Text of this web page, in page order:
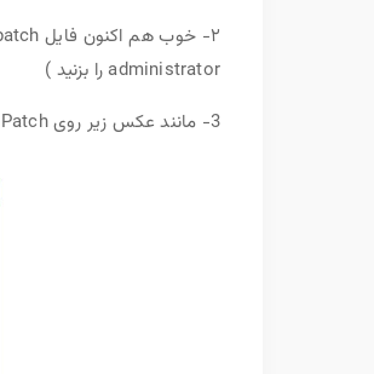
administrator را بزنید )
3- مانند عکس زیر روی Patch کلیک کنید.